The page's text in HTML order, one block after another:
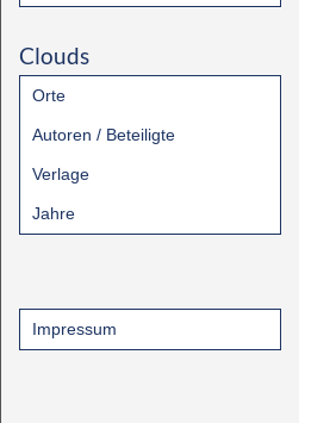
Clouds
Orte
Autoren / Beteiligte
Verlage
Jahre
Impressum